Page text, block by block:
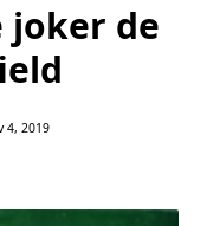
joker de
4, 2019